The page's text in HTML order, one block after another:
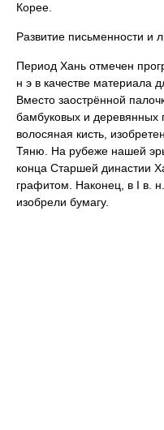
Корее.
Развитие письменности и
Период Хань отмечен
н э в качестве материала
Вместо заострённой
бамбуковых и деревянных
волосяная кисть,
Тяню. На рубеже нашей
конца Старшей династии
графитом. Наконец, в I в.
изобрели бумагу.